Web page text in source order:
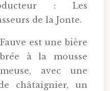
: Les
de la Jonte.
est une bière
à la mousse
avec une
châtaignier, un